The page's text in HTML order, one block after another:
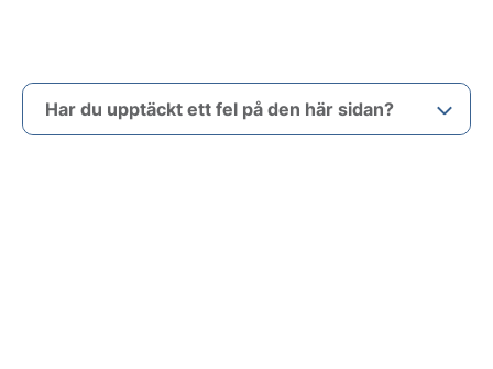
Har du upptäckt ett fel på den här sidan?